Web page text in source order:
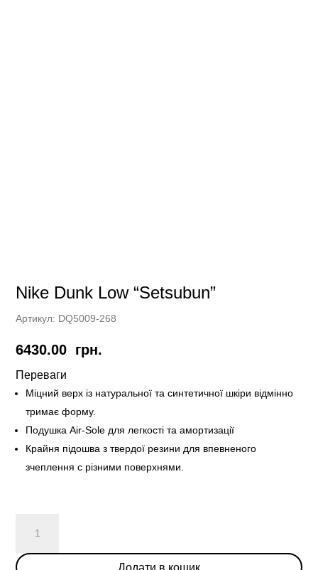
Nike Dunk Low “Setsubun”
Артикул: DQ5009-268
6430.00 грн.
Переваги
Міцний верх із натуральної та синтетичної шкіри відмінно
тримає форму.
Подушка Air-Sole для легкості та амортизації
Крайня підошва з твердої резини для впевненого
зчеплення с різними поверхнями.
Dunk
Low
Додати в кошик